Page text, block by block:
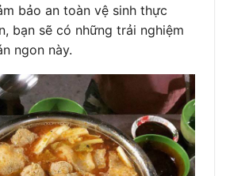
bảo an toàn vệ sinh thực
bạn sẽ có những trải nghiệm
ngon này.